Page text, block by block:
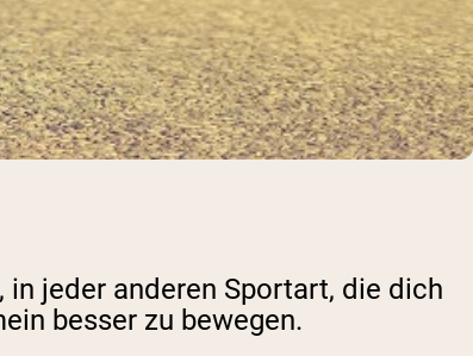
jeder anderen Sportart, die dich
besser zu bewegen.